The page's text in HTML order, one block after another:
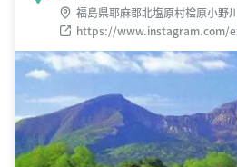
福島県耶麻郡北塩原村桧原小野
https://www.instagram.com/
4